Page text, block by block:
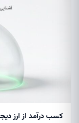
کسب درآمد از ارز